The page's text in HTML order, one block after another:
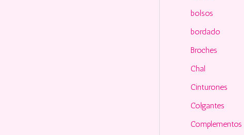
o
r
:
bolsos
bordado
Broches
Chal
Cinturones
Colgantes
Complementos